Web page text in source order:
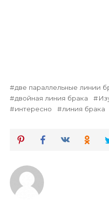
две параллельные линии
двойная линия брака
интересно
линия брака